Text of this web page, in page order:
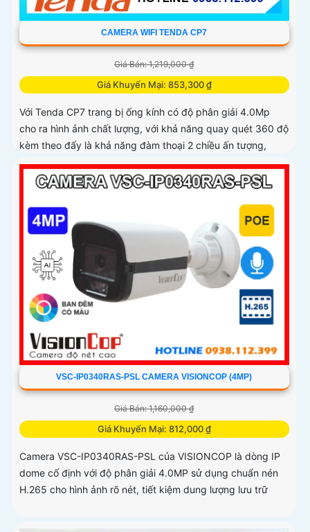
CAMERA WIFI TENDA CP7
Giá Bán: 1,219,000 ₫
Giá Khuyến Mại: 853,300 ₫
Với Tenda CP7 trang bị ống kính có độ phân giải 4.0Mp
cho ra hình ảnh chất lượng, với khả năng quay quét 360 độ
kèm theo đấy là khả năng đàm thoại 2 chiều ấn tượng,
trang bị khả năng phát hiện chuyển động và phát hiện âm
thanh bất thường
VSC-IP0340RAS-PSL CAMERA VISIONCOP (4MP)
Giá Bán: 1,160,000 ₫
Giá Khuyến Mại: 812,000 ₫
Camera VSC-IP0340RAS-PSL của VISIONCOP là dòng IP
dome cố định với độ phân giải 4.0MP sử dụng chuẩn nén
H.265 cho hình ảnh rõ nét, tiết kiệm dung lượng lưu trữ